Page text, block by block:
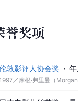
誉奖项
伦敦影评人协会奖 ·
1997 ／ 摩根·弗里曼（